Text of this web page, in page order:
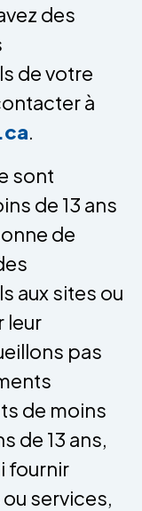
des
de votre
à
.
sont
de 13 ans
de
aux sites ou
leur
pas
de moins
de 13 ans,
fournir
services,